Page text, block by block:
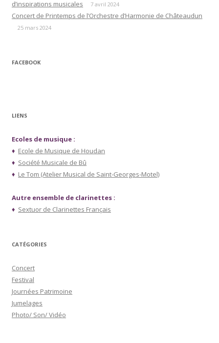
d’inspirations musicales
7 avril 2024
Concert de Printemps de l’Orchestre d’Harmonie de Châteaudun
25 mars 2024
FACEBOOK
LIENS
Ecoles de musique :
♦ Ecole de Musique de Houdan
♦ Société Musicale de Bû
♦ Le Tom (Atelier Musical de Saint-Georges-Motel)
Autre ensemble de clarinettes :
♦ Sextuor de Clarinettes Français
CATÉGORIES
Concert
Festival
Journées Patrimoine
Jumelages
Photo/ Son/ Vidéo